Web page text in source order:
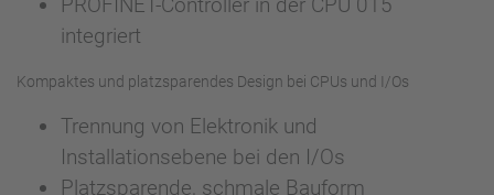
PROFINET-Controller in der CPU 015
integriert
Kompaktes und platzsparendes Design bei CPUs und I/Os
Trennung von Elektronik und
Installationsebene bei den I/Os
Platzsparende, schmale Bauform